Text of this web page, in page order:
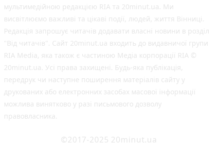
мультимедійною редакцією RIA та 20minut.ua. Ми
висвітлюємо важливі та цікаві події, людей, життя Вінниці.
Редакція запрошує читачів додавати власні новини в розділ
"Від читачів". Сайт 20minut.ua входить до видавничої групи
RIA Media, яка також є частиною Медіа корпорації RIA ©
20minut.ua. Усі права захищені. Будь-яка публiкацiя,
передрук чи наступне поширення матеріалів сайту у
друкованих або електронних засобах масової інформації
можлива винятково у разі письмового дозволу
правовласника.
©2017-2025 20minut.ua